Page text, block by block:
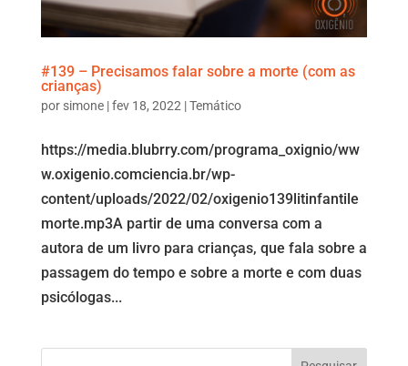
#139 – Precisamos falar sobre a morte (com as
crianças)
por simone|fev 18, 2022|Temático
https://media.blubrry.com/programa_oxignio/ww
w.oxigenio.comciencia.br/wp-
content/uploads/2022/02/oxigenio139litinfantile
morte.mp3A partir de uma conversa com a
autora de um livro para crianças, que fala sobre a
passagem do tempo e sobre a morte e com duas
psicólogas...